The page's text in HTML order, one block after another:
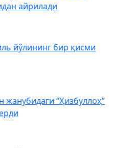
айрилади
йўлининг бир қисми
“Ҳизбуллоҳ”